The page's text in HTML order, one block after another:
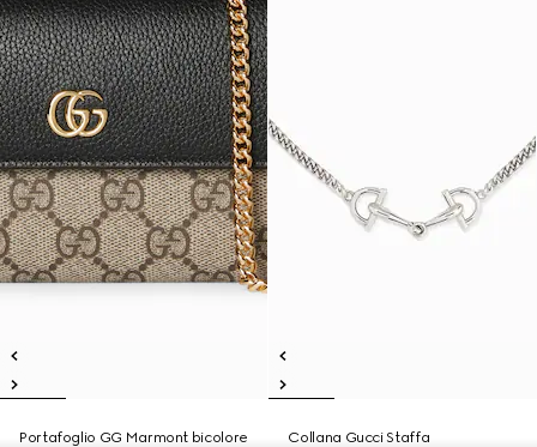
Portafoglio GG Marmont bicolore
Collana Gucci Staffa